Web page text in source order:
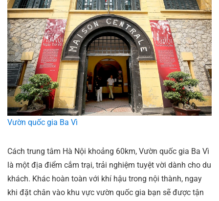
Vườn quốc gia Ba Vì
Cách trung tâm Hà Nội khoảng 60km, Vườn quốc gia Ba Vì
là một địa điểm cắm trại, trải nghiệm tuyệt vời dành cho du
khách. Khác hoàn toàn với khí hậu trong nội thành, ngay
khi đặt chân vào khu vực vườn quốc gia bạn sẽ được tận